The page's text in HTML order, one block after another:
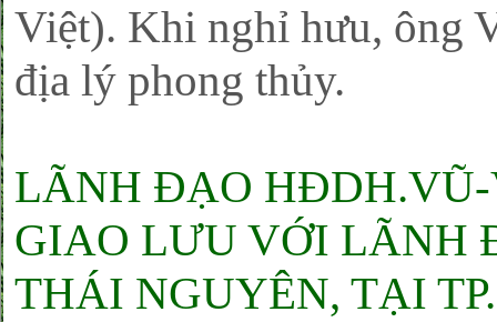
Việt). Khi nghỉ hưu, ông
địa lý phong thủy.
LÃNH ĐẠO HĐDH.VŨ-
GIAO LƯU VỚI LÃNH
THÁI NGUYÊN, TẠI